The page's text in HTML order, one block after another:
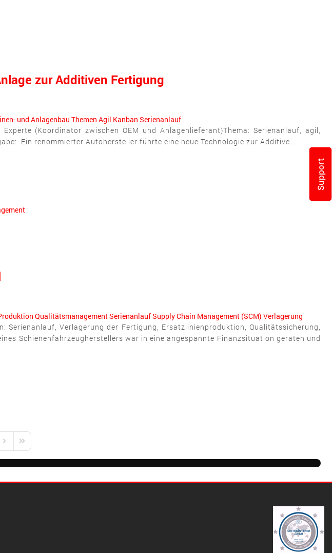
zur Additiven Fertigung
und Anlagenbau Themen Agil Kanban Serienanlauf
(Koordinator zwischen OEM und Anlagenlieferant)Thema: Serienanlauf, agil,
Ein renommierter Autohersteller führte eine neue Technologie zur Additive...
QualitätsmanagementSerienanlaufSupply Chain Management (SCM) Verlagerung
Serienanlauf, Verlagerung der Fertigung, Ersatzlinienproduktion, Qualitätssicherung,
Schienenfahrzeugherstellers war in eine angespannte Finanzsituation geraten und
Next PageLast Page
Support